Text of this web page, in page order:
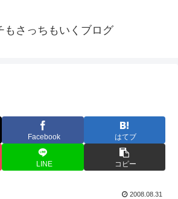
もさっちもいくブログ
Facebook はてブ
LINE コピー
2008.08.31